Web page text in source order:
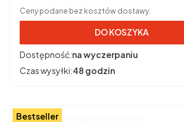
Ceny podane bez kosztów dostawy.
DO KOSZYKA
Dostępność:na wyczerpaniu
Czas wysyłki:48 godzin
Bestseller